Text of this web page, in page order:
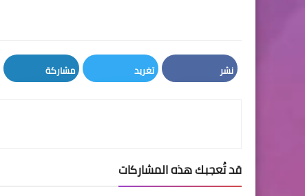
نشر تغريد مشاركة
قد تُعجبك هذه المشاركات